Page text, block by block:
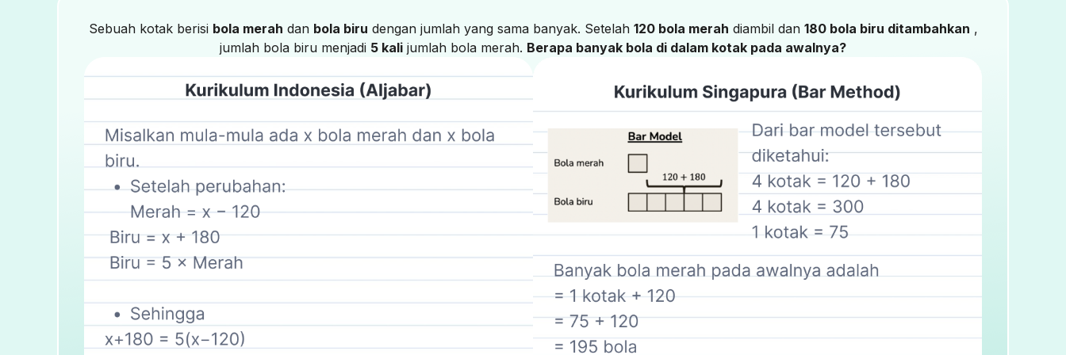
Sebuah kotak berisi bola merah dan bola biru dengan jumlah yang sama banyak. Setelah 120 bola merah diambil dan 180 bola biru ditambahkan ,
jumlah bola biru menjadi 5 kali jumlah bola merah. Berapa banyak bola di dalam kotak pada awalnya?